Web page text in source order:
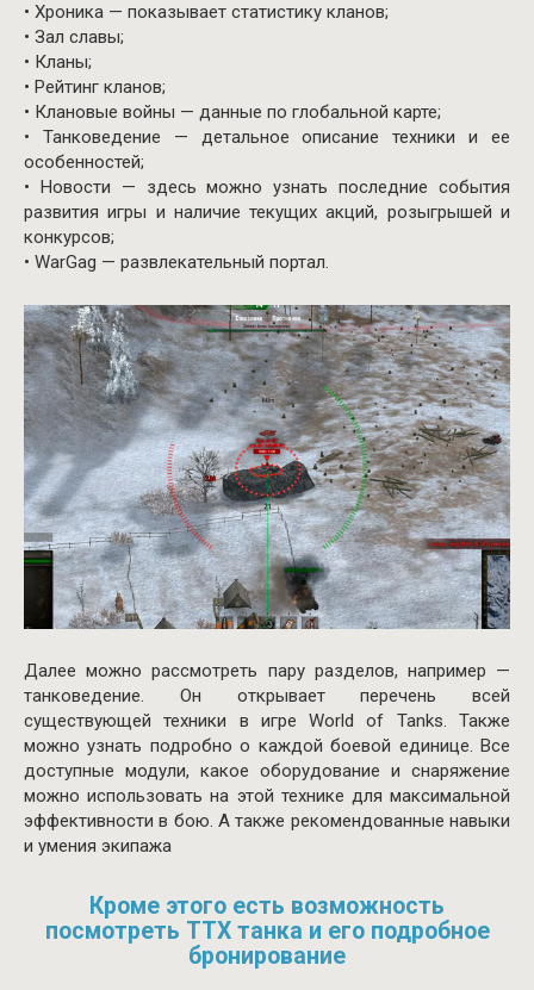
• Хроника — показывает статистику кланов;
• Зал славы;
• Кланы;
• Рейтинг кланов;
• Клановые войны — данные по глобальной карте;
• Танковедение — детальное описание техники и ее
особенностей;
• Новости — здесь можно узнать последние события
развития игры и наличие текущих акций, розыгрышей и
конкурсов;
• WarGag — развлекательный портал.
Далее можно рассмотреть пару разделов, например —
танковедение. Он открывает перечень всей
существующей техники в игре World of Tanks. Также
можно узнать подробно о каждой боевой единице. Все
доступные модули, какое оборудование и снаряжение
можно использовать на этой технике для максимальной
эффективности в бою. А также рекомендованные навыки
и умения экипажа
Кроме этого есть возможность
посмотреть ТТХ танка и его подробное
бронирование